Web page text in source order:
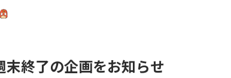
末終了の企画をお知らせ